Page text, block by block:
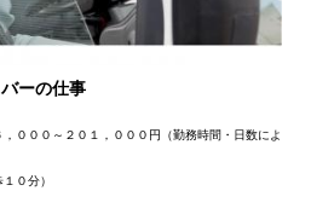
ーの仕事
０００～２０１，０００円（勤務時間・日数によ
０分）